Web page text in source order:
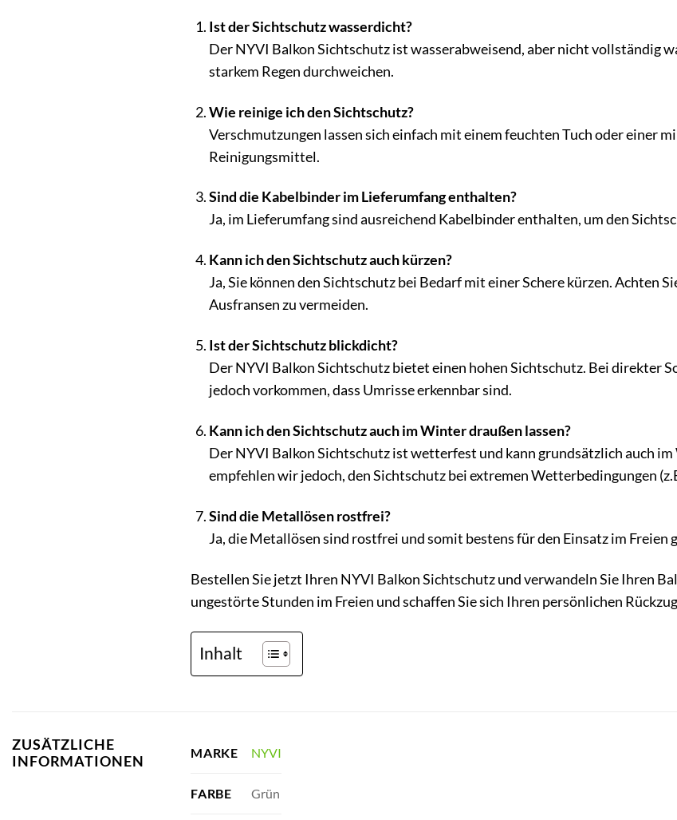
Ist der Sichtschutz wasserdicht?
Der NYVI Balkon Sichtschutz ist wasserabweisend, aber nicht vollständig
starkem Regen durchweichen.
Wie reinige ich den Sichtschutz?
Verschmutzungen lassen sich einfach mit einem feuchten Tuch oder einer
Reinigungsmittel.
Sind die Kabelbinder im Lieferumfang enthalten?
Ja, im Lieferumfang sind ausreichend Kabelbinder enthalten, um den
Kann ich den Sichtschutz auch kürzen?
Ja, Sie können den Sichtschutz bei Bedarf mit einer Schere kürzen. Achten
Ausfransen zu vermeiden.
Ist der Sichtschutz blickdicht?
Der NYVI Balkon Sichtschutz bietet einen hohen Sichtschutz. Bei direkter
jedoch vorkommen, dass Umrisse erkennbar sind.
Kann ich den Sichtschutz auch im Winter draußen lassen?
Der NYVI Balkon Sichtschutz ist wetterfest und kann grundsätzlich auch
empfehlen wir jedoch, den Sichtschutz bei extremen Wetterbedingungen
Sind die Metallösen rostfrei?
Ja, die Metallösen sind rostfrei und somit bestens für den Einsatz im Freien
Bestellen Sie jetzt Ihren NYVI Balkon Sichtschutz und verwandeln Sie Ihren
ungestörte Stunden im Freien und schaffen Sie sich Ihren persönlichen
Inhalt
ZUSÄTZLICHE
INFORMATIONEN
MARKE NYVI
FARBE Grün